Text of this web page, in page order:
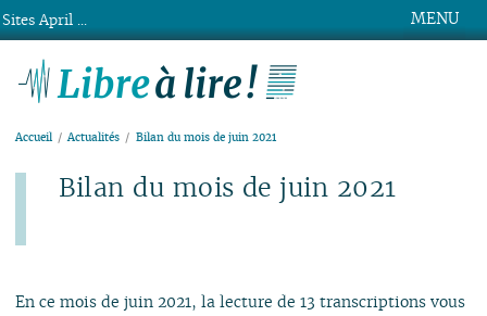
MENU
Accueil Actualités Bilan du mois de juin 2021
Bilan du mois de juin 2021
En ce mois de juin 2021, la lecture de 13 transcriptions vous
Sites April ...